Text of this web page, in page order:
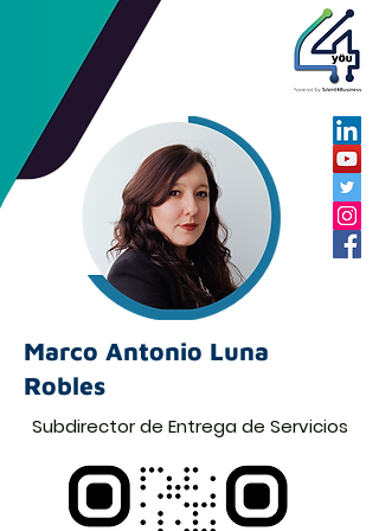
Marco Antonio Luna
Robles
Subdirector de Entrega de Servicios